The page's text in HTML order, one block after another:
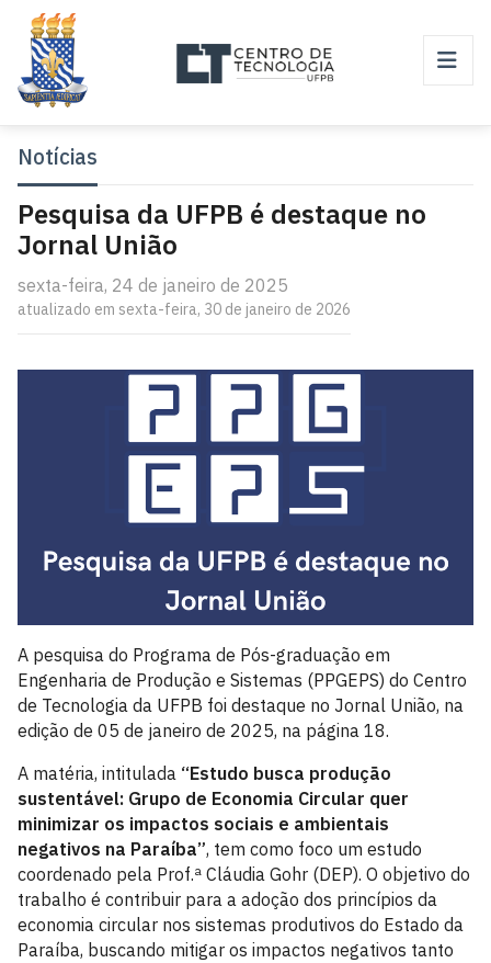
Notícias
Pesquisa da UFPB é destaque no
Jornal União
sexta-feira, 24 de janeiro de 2025
atualizado em sexta-feira, 30 de janeiro de 2026
A pesquisa do Programa de Pós-graduação em
Engenharia de Produção e Sistemas (PPGEPS) do Centro
de Tecnologia da UFPB foi destaque no Jornal União, na
edição de 05 de janeiro de 2025, na página 18.
A matéria, intitulada “Estudo busca produção
sustentável: Grupo de Economia Circular quer
minimizar os impactos sociais e ambientais
negativos na Paraíba”, tem como foco um estudo
coordenado pela Prof.ª Cláudia Gohr (DEP). O objetivo do
trabalho é contribuir para a adoção dos princípios da
economia circular nos sistemas produtivos do Estado da
Paraíba, buscando mitigar os impactos negativos tanto